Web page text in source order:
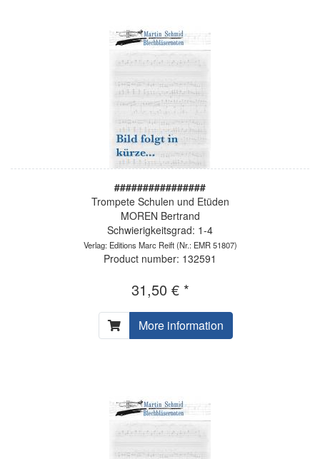
################
Trompete Schulen und Etüden
MOREN Bertrand
Schwierigkeitsgrad: 1-4
Verlag: Editions Marc Reift(Nr.: EMR 51807)
Product number: 132591
31,50 € *
More information